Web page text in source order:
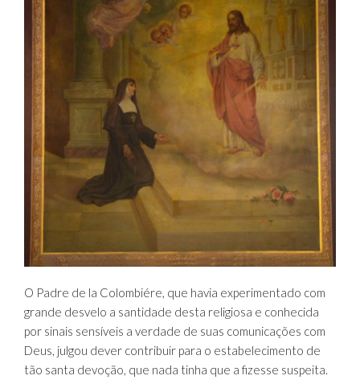
O Padre de la Colombiére, que havia experimentado com
grande desvelo a santidade desta religiosa e conhecida
por sinais sensíveis a verdade de suas comunicações com
Deus, julgou dever contribuir para o estabelecimento de
tão santa devoção, que nada tinha que a fizesse suspeita.